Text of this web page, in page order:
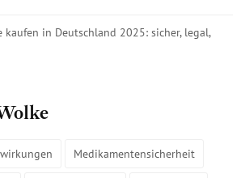
in Deutschland 2025: sicher, legal,
Medikamentensicherheit